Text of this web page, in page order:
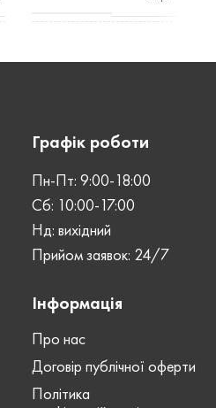
Horse
СТАТЬ
ЗАСТІБКА
Графік роботи
Пн-Пт: 9:00-18:00
Сб: 10:00-17:00
Нд: вихідний
Прийом заявок: 24/7
Інформація
Про нас
Договір публічної оферти
Політика